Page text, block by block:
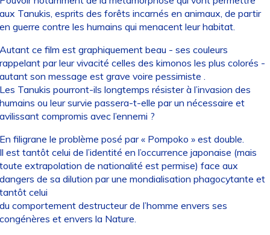
Tanukis, esprits des forêts incarnés en animaux, de partir
guerre contre les humains qui menacent leur habitat.
ce film est graphiquement beau - ses couleurs
par leur vivacité celles des kimonos les plus colorés -
son message est grave voire pessimiste .
Tanukis pourront-ils longtemps résister à l’invasion des
ou leur survie passera-t-elle par un nécessaire et
compromis avec l’ennemi ?
filigrane le problème posé par « Pompoko » est double.
est tantôt celui de l’identité en l’occurrence japonaise (mais
extrapolation de nationalité est permise) face aux
de sa dilution par une mondialisation phagocytante et
celui
comportement destructeur de l’homme envers ses
et envers la Nature.